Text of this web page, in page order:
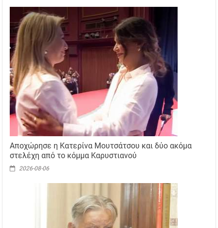
Αποχώρησε η Κατερίνα Μουτσάτσου και δύο ακόμα
στελέχη από το κόμμα Καρυστιανού
2026-08-06